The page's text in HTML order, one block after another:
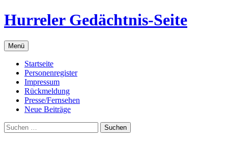
Zum
Inhalt
Hurreler Gedächtnis-Seite
Menü
Startseite
Personenregister
Impressum
Rückmeldung
Presse/Fernsehen
Neue Beiträge
Suchen
nach: